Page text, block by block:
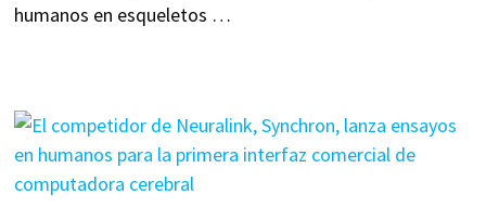
humanos en esqueletos …